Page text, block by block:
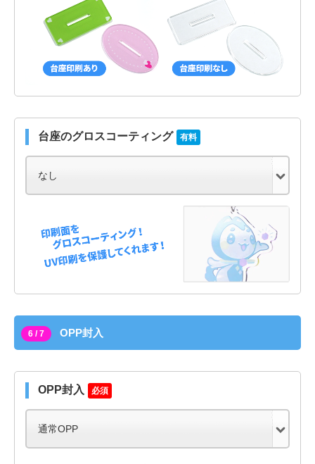
台座のグロスコーティング 有料
6 / 7 OPP封入
OPP封入 必須